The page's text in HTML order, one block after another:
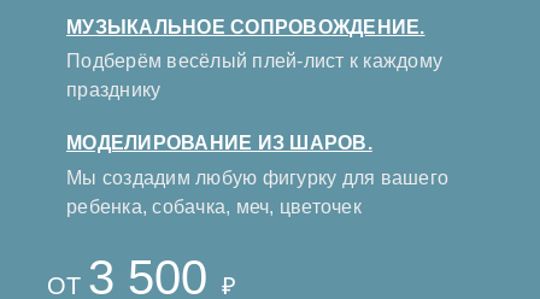
МУЗЫКАЛЬНОЕ СОПРОВОЖДЕНИЕ.
Подберём весёлый плей-лист к каждому
празднику
МОДЕЛИРОВАНИЕ ИЗ ШАРОВ.
Мы создадим любую фигурку для вашего
ребенка, собачка, меч, цветочек
ОТ 3 500 ₽